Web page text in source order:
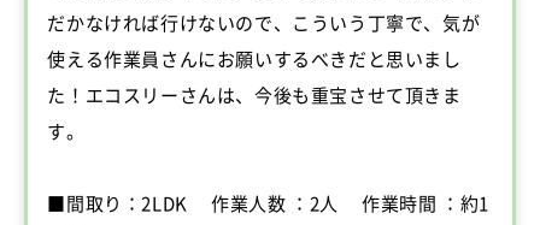
だかなければ行けないので、こういう丁寧で、気が
使える作業員さんにお願いするべきだと思いまし
た！エコスリーさんは、今後も重宝させて頂きま
す。
■間取り：2LDK 作業人数 ：2人 作業時間 ：約1